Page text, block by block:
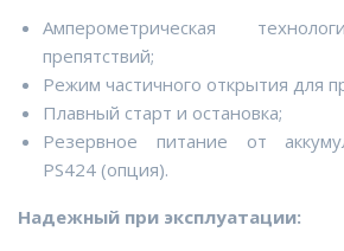
Амперометрическая
препятствий;
Режим частичного открытия для
Плавный старт и остановка;
Резервное питание от
PS424 (опция).
Надежный при эксплуатации: